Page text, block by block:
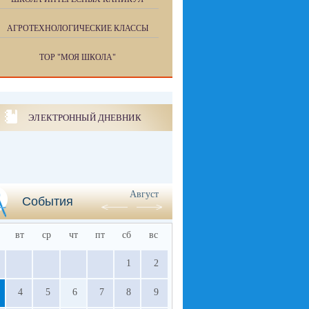
АГРОТЕХНОЛОГИЧЕСКИЕ КЛАССЫ
ТОР "МОЯ ШКОЛА"
ЭЛЕКТРОННЫЙ ДНЕВНИК
События
Август
вт ср чт пт сб вс
1 2
4 5 6 7 8 9